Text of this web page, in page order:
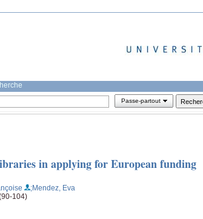
Passe-partout
in applying for European funding
;Mendez, Eva
104)